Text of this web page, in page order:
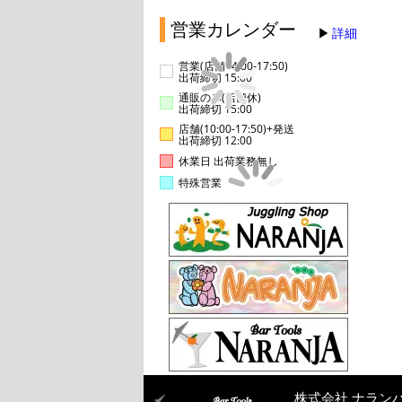
営業カレンダー 詳細
営業(店舗14:00-17:50)
出荷締切 15:00
通販のみ(店舗休)
出荷締切 15:00
店舗(10:00-17:50)+発送
出荷締切 12:00
休業日 出荷業務無し
特殊営業
株式会社 ナラン